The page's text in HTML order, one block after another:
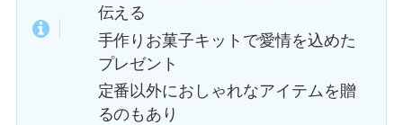
伝える
手作りお菓子キットで愛情を込めた
プレゼント
定番以外におしゃれなアイテムを贈
るのもあり